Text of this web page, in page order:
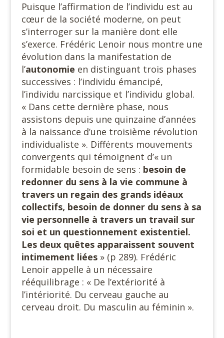
Puisque l’affirmation de l’individu est au
cœur de la société moderne, on peut
s’interroger sur la manière dont elle
s’exerce. Frédéric Lenoir nous montre une
évolution dans la manifestation de
l’autonomie en distinguant trois phases
successives : l’individu émancipé,
l’individu narcissique et l’individu global.
« Dans cette dernière phase, nous
assistons depuis une quinzaine d’années
à la naissance d’une troisième révolution
individualiste ». Différents mouvements
convergents qui témoignent d’« un
formidable besoin de sens : besoin de
redonner du sens à la vie commune à
travers un regain des grands idéaux
collectifs, besoin de donner du sens à sa
vie personnelle à travers un travail sur
soi et un questionnement existentiel.
Les deux quêtes apparaissent souvent
intimement liées » (p 289). Frédéric
Lenoir appelle à un nécessaire
rééquilibrage : « De l’extériorité à
l’intériorité. Du cerveau gauche au
cerveau droit. Du masculin au féminin ».